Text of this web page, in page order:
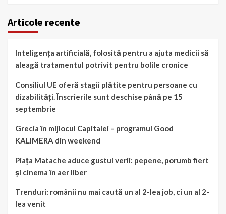
Articole recente
Inteligența artificială, folosită pentru a ajuta medicii să
aleagă tratamentul potrivit pentru bolile cronice
Consiliul UE oferă stagii plătite pentru persoane cu
dizabilități. Înscrierile sunt deschise până pe 15
septembrie
Grecia în mijlocul Capitalei – programul Good
KALIMERA din weekend
Piața Matache aduce gustul verii: pepene, porumb fiert
și cinema în aer liber
Trenduri: românii nu mai caută un al 2-lea job, ci un al 2-
lea venit